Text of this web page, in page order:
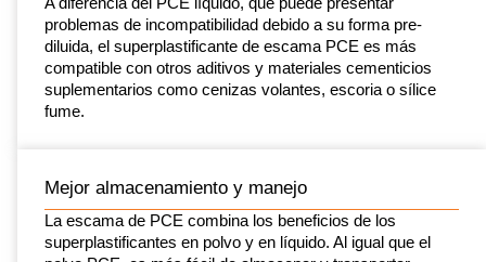
problemas de incompatibilidad debido a su forma pre-
diluida, el superplastificante de escama PCE es más
compatible con otros aditivos y materiales cementicios
suplementarios como cenizas volantes, escoria o sílice
fume.
Mejor almacenamiento y manejo
La escama de PCE combina los beneficios de los
superplastificantes en polvo y en líquido. Al igual que el